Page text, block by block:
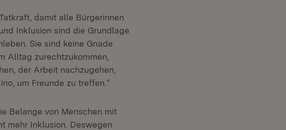
damit alle Bürgerinnen
Inklusion sind die Grundlage
Sie sind keine Gnade
Alltag zurechtzukommen,
der Arbeit nachzugehen,
um Freunde zu treffen.“
Belange von Menschen mit
mehr Inklusion. Deswegen